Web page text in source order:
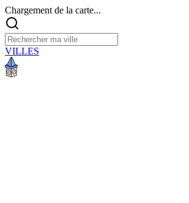
Chargement de la carte...
VILLES